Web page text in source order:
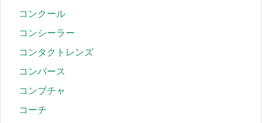
コンクール
コンシーラー
コンタクトレンズ
コンバース
コンブチャ
コーチ